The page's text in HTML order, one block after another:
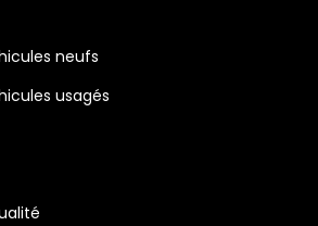
neufs
usagés